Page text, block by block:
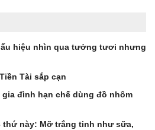
hiệu nhìn qua tưởng tươi nhưng
Tài sắp cạn
đình hạn chế dùng đồ nhôm
thứ này: Mỡ trắng tinh như sữa,